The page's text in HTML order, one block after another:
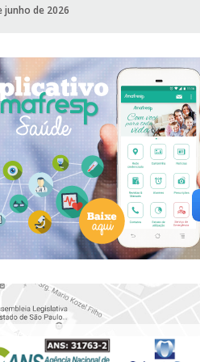
junho de 2026